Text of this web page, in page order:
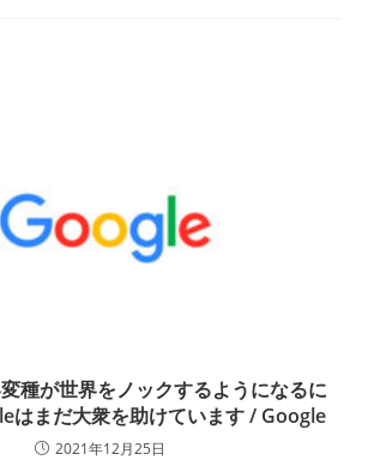
種が世界をノックするようになるに
はまだ大衆を助けています / Google
2021年12月25日